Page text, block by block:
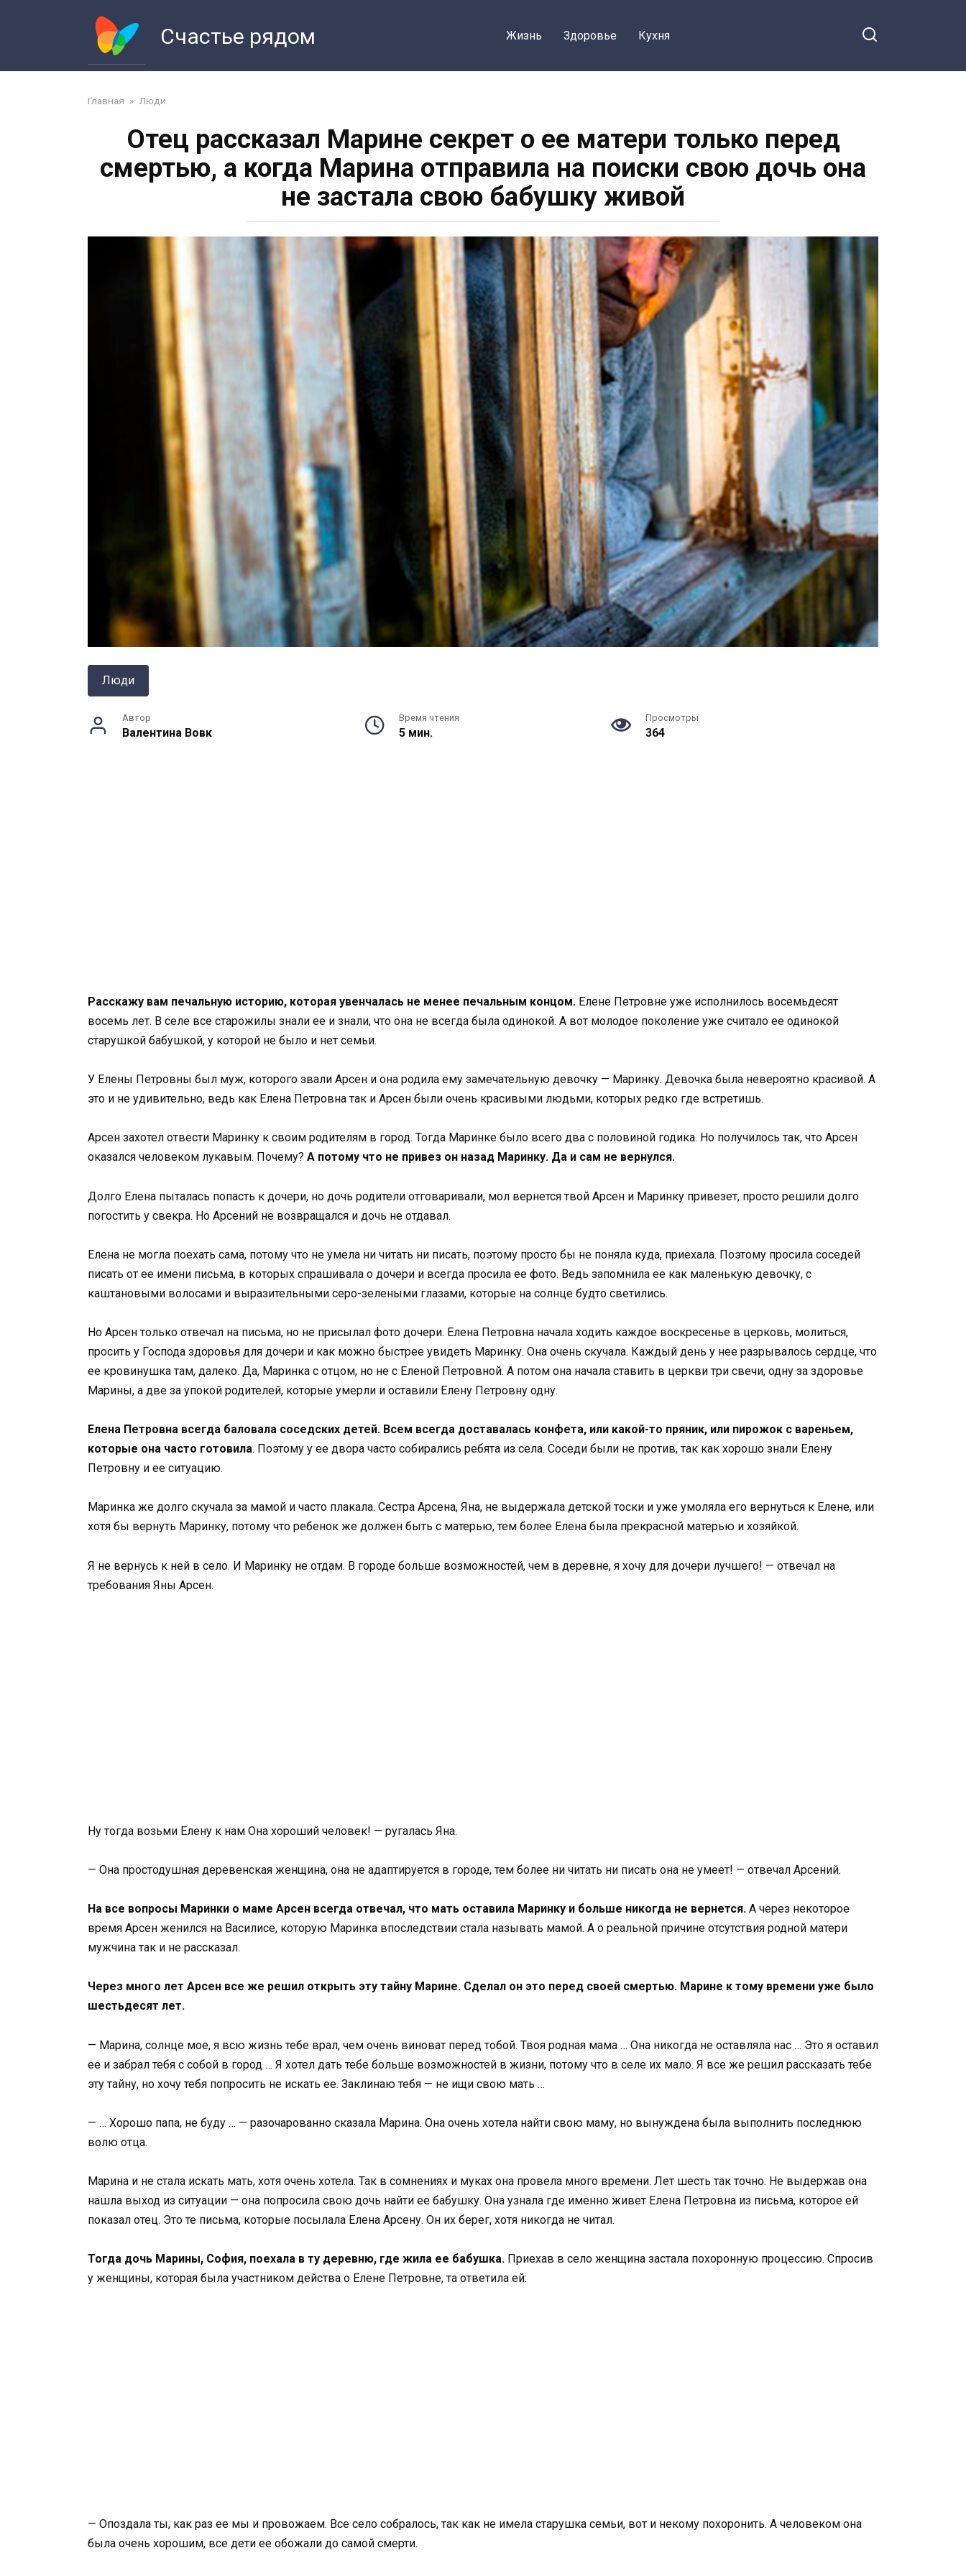
Счастье рядом Жизнь Здоровье Кухня
Главная » Люди
Отец рассказал Марине секрет о ее матери только перед
смертью, а когда Марина отправила на поиски свою дочь она
не застала свою бабушку живой
Люди
Автор
Валентина Вовк
Время чтения
5 мин.
Просмотры
364
Расскажу вам печальную историю, которая увенчалась не менее печальным концом. Елене Петровне уже исполнилось восемьдесят
восемь лет. В селе все старожилы знали ее и знали, что она не всегда была одинокой. А вот молодое поколение уже считало ее одинокой
старушкой бабушкой, у которой не было и нет семьи.
У Елены Петровны был муж, которого звали Арсен и она родила ему замечательную девочку — Маринку. Девочка была невероятно красивой. А
это и не удивительно, ведь как Елена Петровна так и Арсен были очень красивыми людьми, которых редко где встретишь.
Арсен захотел отвести Маринку к своим родителям в город. Тогда Маринке было всего два с половиной годика. Но получилось так, что Арсен
оказался человеком лукавым. Почему? А потому что не привез он назад Маринку. Да и сам не вернулся.
Долго Елена пыталась попасть к дочери, но дочь родители отговаривали, мол вернется твой Арсен и Маринку привезет, просто решили долго
погостить у свекра. Но Арсений не возвращался и дочь не отдавал.
Елена не могла поехать сама, потому что не умела ни читать ни писать, поэтому просто бы не поняла куда, приехала. Поэтому просила соседей
писать от ее имени письма, в которых спрашивала о дочери и всегда просила ее фото. Ведь запомнила ее как маленькую девочку, с
каштановыми волосами и выразительными серо-зелеными глазами, которые на солнце будто светились.
Но Арсен только отвечал на письма, но не присылал фото дочери. Елена Петровна начала ходить каждое воскресенье в церковь, молиться,
просить у Господа здоровья для дочери и как можно быстрее увидеть Маринку. Она очень скучала. Каждый день у нее разрывалось сердце, что
ее кровинушка там, далеко. Да, Маринка с отцом, но не с Еленой Петровной. А потом она начала ставить в церкви три свечи, одну за здоровье
Марины, а две за упокой родителей, которые умерли и оставили Елену Петровну одну.
Елена Петровна всегда баловала соседских детей. Всем всегда доставалась конфета, или какой-то пряник, или пирожок с вареньем,
которые она часто готовила. Поэтому у ее двора часто собирались ребята из села. Соседи были не против, так как хорошо знали Елену
Петровну и ее ситуацию.
Маринка же долго скучала за мамой и часто плакала. Сестра Арсена, Яна, не выдержала детской тоски и уже умоляла его вернуться к Елене, или
хотя бы вернуть Маринку, потому что ребенок же должен быть с матерью, тем более Елена была прекрасной матерью и хозяйкой.
Я не вернусь к ней в село. И Маринку не отдам. В городе больше возможностей, чем в деревне, я хочу для дочери лучшего! — отвечал на
требования Яны Арсен.
Ну тогда возьми Елену к нам Она хороший человек! — ругалась Яна.
— Она простодушная деревенская женщина, она не адаптируется в городе, тем более ни читать ни писать она не умеет! — отвечал Арсений.
На все вопросы Маринки о маме Арсен всегда отвечал, что мать оставила Маринку и больше никогда не вернется. А через некоторое
время Арсен женился на Василисе, которую Маринка впоследствии стала называть мамой. А о реальной причине отсутствия родной матери
мужчина так и не рассказал.
Через много лет Арсен все же решил открыть эту тайну Марине. Сделал он это перед своей смертью. Марине к тому времени уже было
шестьдесят лет.
— Марина, солнце мое, я всю жизнь тебе врал, чем очень виноват перед тобой. Твоя родная мама … Она никогда не оставляла нас … Это я оставил
ее и забрал тебя с собой в город … Я хотел дать тебе больше возможностей в жизни, потому что в селе их мало. Я все же решил рассказать тебе
эту тайну, но хочу тебя попросить не искать ее. Заклинаю тебя — не ищи свою мать …
— … Хорошо папа, не буду … — разочарованно сказала Марина. Она очень хотела найти свою маму, но вынуждена была выполнить последнюю
волю отца.
Марина и не стала искать мать, хотя очень хотела. Так в сомнениях и муках она провела много времени. Лет шесть так точно. Не выдержав она
нашла выход из ситуации — она ​​попросила свою дочь найти ее бабушку. Она узнала где именно живет Елена Петровна из письма, которое ей
показал отец. Это те письма, которые посылала Елена Арсену. Он их берег, хотя никогда не читал.
Тогда дочь Марины, София, поехала в ту деревню, где жила ее бабушка. Приехав в село женщина застала похоронную процессию. Спросив
у женщины, которая была участником действа о Елене Петровне, та ответила ей:
— Опоздала ты, как раз ее мы и провожаем. Все село собралось, так как не имела старушка семьи, вот и некому похоронить. А человеком она
была очень хорошим, все дети ее обожали до самой смерти.